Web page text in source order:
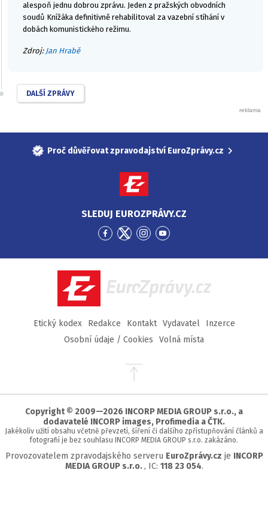
alespoň jednu dobrou zprávu. Jeden z pražských obvodních
soudů Knížáka definitivně rehabilitoval za vazební stíhání v
dobách komunistického režimu.
Zdroj: Jan Hrabě
DALŠÍ ZPRÁVY
Proč důvěřovat zpravodajství EuroZprávy.cz
SLEDUJ EUROZPRÁVY.CZ
Přejít
Facebook
Přejít
Twitter
Přejít
Instagram
Přejít
YouTube
EuroZprávy.cz
Etický kodex Redakce Kontakt Vydavatel
Inzerce
Osobní údaje / Cookies
Volná místa
Přejít
stránky
Copyright © 2009—2026 INCORP MEDIA GROUP s.r.o., a
dodavatelé INCORP images, Profimedia a ČTK.
Jakékoliv užití obsahu včetně převzetí, šíření či dalšího zpřístupňování článků a
fotografií je bez souhlasu INCORP MEDIA GROUP s.r.o. zakázáno.
Provozovatelem zpravodajského serveru EuroZprávy.cz je INCORP
MEDIA GROUP s.r.o., IC: 118 23 054.